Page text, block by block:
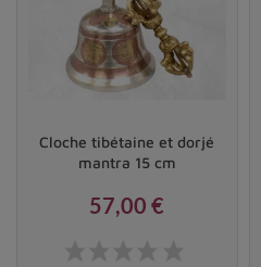
Cloche tibétaine et dorjé
mantra 15 cm
57,00 €